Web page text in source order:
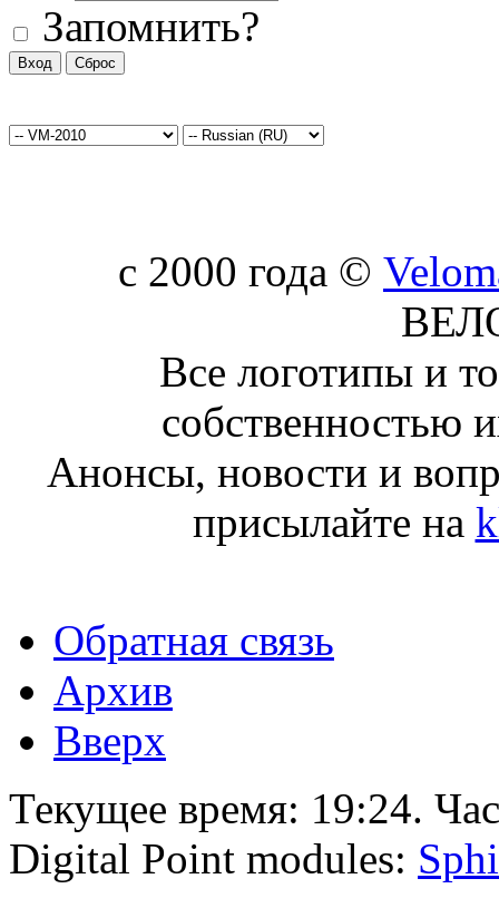
Запомнить?
c 2000 года ©
Все логотипы и
собственностью
Анонсы, новости и
присылайте на
Обратная связь
Архив
Вверх
Текущее время: 19:24.
Digital Point modules: